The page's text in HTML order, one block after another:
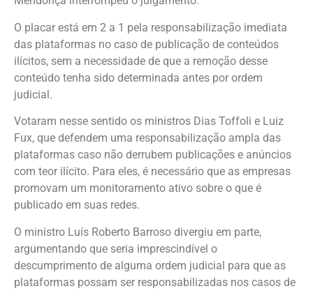
O placar está em 2 a 1 pela responsabilização imediata
das plataformas no caso de publicação de conteúdos
ilícitos, sem a necessidade de que a remoção desse
conteúdo tenha sido determinada antes por ordem
judicial.
Votaram nesse sentido os ministros Dias Toffoli e Luiz
Fux, que defendem uma responsabilização ampla das
plataformas caso não derrubem publicações e anúncios
com teor ilícito. Para eles, é necessário que as empresas
promovam um monitoramento ativo sobre o que é
publicado em suas redes.
O ministro Luís Roberto Barroso divergiu em parte,
argumentando que seria imprescindível o
descumprimento de alguma ordem judicial para que as
plataformas possam ser responsabilizadas nos casos de